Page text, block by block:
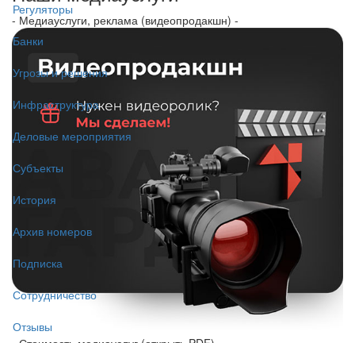
Регуляторы
Банки
Угрозы и решения
Инфраструктура
Деловые мероприятия
Субъекты
История
Архив номеров
Подписка
Сотрудничество
Отзывы
- Медиауслуги, реклама (видеопродакшн) -